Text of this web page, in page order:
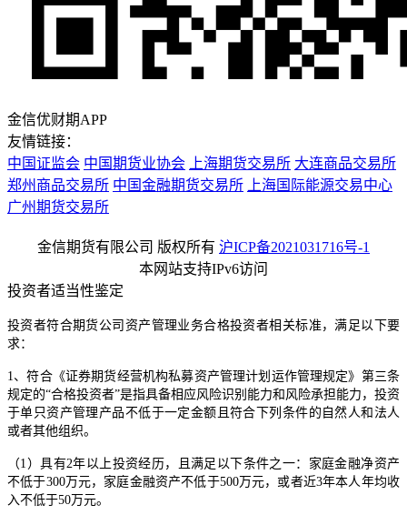
金信优财期APP
友情链接：
中国证监会 中国期货业协会 上海期货交易所 大连商品交易所
郑州商品交易所 中国金融期货交易所
上海国际能源交易中心
广州期货交易所
金信期货有限公司 版权所有 沪ICP备2021031716号-1
本网站支持IPv6访问
投资者适当性鉴定
投资者符合期货公司资产管理业务合格投资者相关标准，满足以下要
求：
1、符合《证券期货经营机构私募资产管理计划运作管理规定》第三条
规定的“合格投资者”是指具备相应风险识别能力和风险承担能力，投资
于单只资产管理产品不低于一定金额且符合下列条件的自然人和法人
或者其他组织。
（1）具有2年以上投资经历，且满足以下条件之一：家庭金融净资产
不低于300万元，家庭金融资产不低于500万元，或者近3年本人年均收
入不低于50万元。